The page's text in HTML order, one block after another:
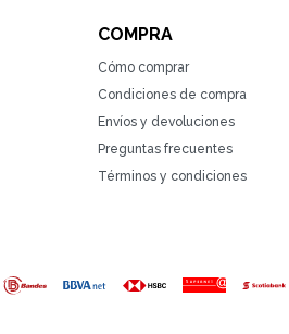
COMPRA
Cómo comprar
Condiciones de compra
Envíos y devoluciones
Preguntas frecuentes
Términos y condiciones